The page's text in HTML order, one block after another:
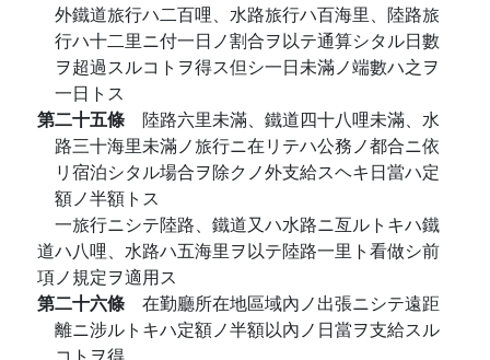
外鐵道旅行ハ二百哩、水路旅行ハ百海里、陸路旅
行ハ十二里ニ付一日ノ割合ヲ以テ通算シタル日數
ヲ超過スルコトヲ得ス但シ一日未滿ノ端數ハ之ヲ
一日トス
第二十五條 陸路六里未滿、鐵道四十八哩未滿、水
路三十海里未滿ノ旅行ニ在リテハ公務ノ都合ニ依
リ宿泊シタル場合ヲ除クノ外支給スヘキ日當ハ定
額ノ半額トス
一旅行ニシテ陸路、鐵道又ハ水路ニ亙ルトキハ鐵
道ハ八哩、水路ハ五海里ヲ以テ陸路一里ト看做シ前
項ノ規定ヲ適用ス
第二十六條 在勤廳所在地區域內ノ出張ニシテ遠距
離ニ涉ルトキハ定額ノ半額以內ノ日當ヲ支給スル